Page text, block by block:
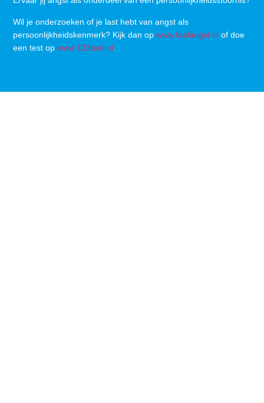
Wil je onderzoeken of je last hebt van angst als
persoonlijkheidskenmerk? Kijk dan opwww.faalangst.nl of doe
een test opwww.123test.nl